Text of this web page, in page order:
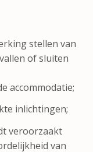
stellen van
of sluiten
accommodatie;
inlichtingen;
veroorzaakt
van